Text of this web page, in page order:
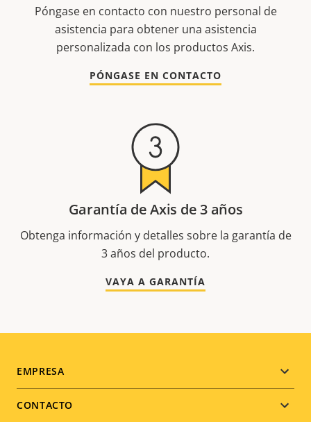
Póngase en contacto con nuestro personal de
asistencia para obtener una asistencia
personalizada con los productos Axis.
PÓNGASE EN CONTACTO
Garantía de Axis de 3 años
Obtenga información y detalles sobre la garantía de
3 años del producto.
VAYA A GARANTÍA
Footer
menu
EMPRESA
CONTACTO